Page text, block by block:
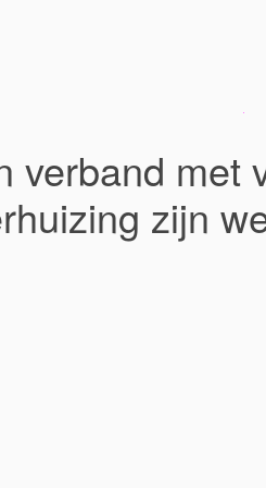
verband met
zijn